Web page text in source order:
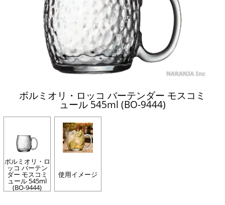
ボルミオリ・ロッコ バーテンダー モスコミ
ュール 545ml (BO-9444)
ボルミオリ・ロ
ッコ バーテン
ダー モスコミ
ュール 545ml
(BO-9444)
使用イメージ